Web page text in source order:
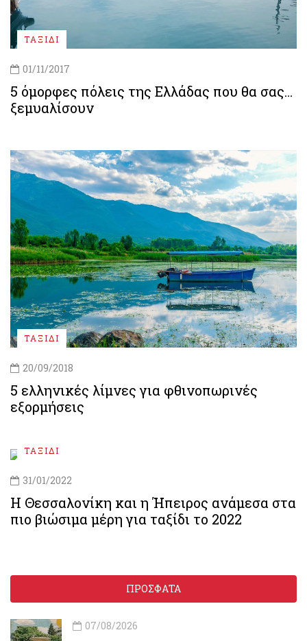
ΤΑΞΙΔΙ
01/11/2017
5 όμορφες πόλεις της Ελλάδας που θα σας…
ξεμυαλίσουν
ΤΑΞΙΔΙ
20/09/2018
5 ελληνικές λίμνες για φθινοπωρινές
εξορμήσεις
ΤΑΞΙΔΙ
31/01/2022
Η Θεσσαλονίκη και η Ήπειρος ανάμεσα στα
πιο βιώσιμα μέρη για ταξίδι το 2022
ΠΡΟΣΦΑΤΑ
07/08/2026